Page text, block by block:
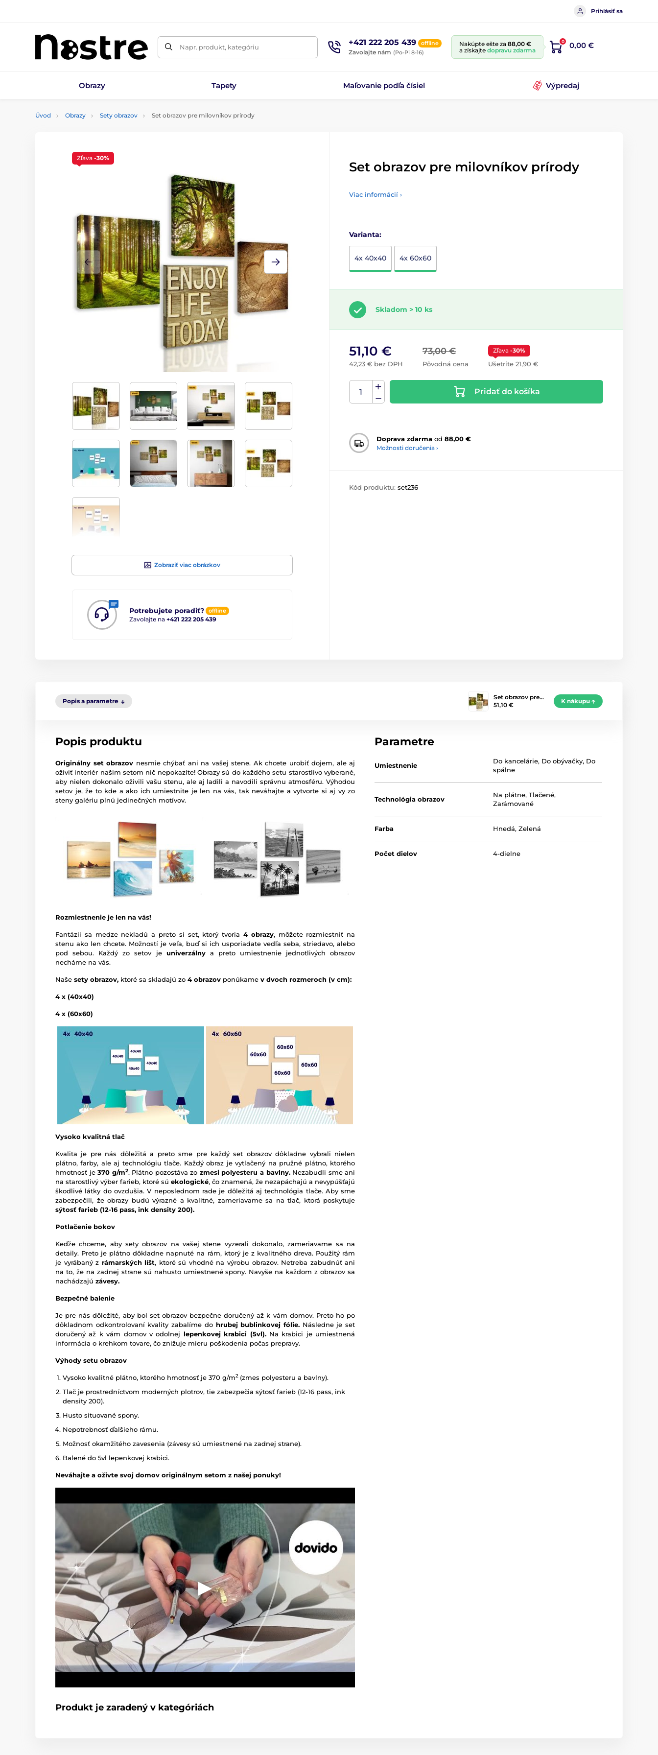
Prihlásiť sa
Napr. produkt, kategóriu +421 222 205 439 offline
Zavolajte nám (Po-Pi 8-16)
Nakúpte ešte za 88,00 €
a získajte dopravu zdarma
0 0,00 €
Obrazy Tapety Maľovanie podľa čísiel Výpredaj
Úvod Obrazy Sety obrazov Set obrazov pre milovníkov prírody
Zobraziť viac obrázkov
Potrebujete poradiť? offline
Zavolajte na +421 222 205 439
Zľava -30%
Set obrazov pre milovníkov prírody
Viac informácií ›
Varianta:
4x 40x40 4x 60x60
Skladom > 10 ks
73,00 €
Pôvodná cena
51,10 €
42,23 € bez DPH
Zľava -30%
Ušetríte 21,90 €
Pridať do košíka
Doprava zdarma od 88,00 €
Možnosti doručenia ›
Kód produktu: set236
Popis a parametre
Set obrazov pre…
51,10 €
K nákupu
Popis produktu
Originálny set obrazov nesmie chýbať ani na vašej stene. Ak chcete urobiť dojem, ale aj
oživiť interiér našim setom nič nepokazíte! Obrazy sú do každého setu starostlivo vyberané,
aby nielen dokonalo oživili vašu stenu, ale aj ladili a navodili správnu atmosféru. Výhodou
setov je, že to kde a ako ich umiestnite je len na vás, tak neváhajte a vytvorte si aj vy zo
steny galériu plnú jedinečných motívov.
Rozmiestnenie je len na vás!
Fantázii sa medze nekladú a preto si set, ktorý tvoria 4 obrazy, môžete rozmiestniť na
stenu ako len chcete. Možností je veľa, buď si ich usporiadate vedľa seba, striedavo, alebo
pod sebou. Každý zo setov je univerzálnya preto umiestnenie jednotlivých obrazov
necháme na vás.
Naše sety obrazov, ktoré sa skladajú zo 4 obrazov ponúkame v dvoch rozmeroch (v cm):
4 x (40x40)
4 x (60x60)
Vysoko kvalitná tlač
Kvalita je pre nás dôležitá a preto sme pre každý set obrazov dôkladne vybrali nielen
plátno, farby, ale aj technológiu tlače. Každý obraz je vytlačený na pružné plátno, ktorého
hmotnosť je370 g/m2. Plátno pozostáva zo zmesi polyesteru a bavlny.Nezabudli sme ani
na starostlivý výber farieb, ktoré súekologické, čo znamená, že nezapáchajú a nevypúšťajú
škodlivé látky do ovzdušia. V neposlednom rade je dôležitá aj technológia tlače. Aby sme
zabezpečili, že obrazy budú výrazné a kvalitné, zameriavame sa na tlač, ktorá poskytuje
sýtosť farieb (12-16 pass, ink density 200).
Potlačenie bokov
Keďže chceme, aby sety obrazov na vašej stene vyzerali dokonalo, zameriavame sa na
detaily. Preto je plátno dôkladne napnuté na rám, ktorý je z kvalitného dreva. Použitý rám
je vyrábaný z rámarských líšt, ktoré sú vhodné na výrobu obrazov. Netreba zabudnúť ani
na to, že na zadnej strane sú nahusto umiestnené spony. Navyše na každom z obrazov sa
nachádzajú závesy.
Bezpečné balenie
Je pre nás dôležité, aby bol set obrazov bezpečne doručený až k vám domov. Preto ho po
dôkladnom odkontrolovaní kvality zabalíme do hrubej bublinkovej fólie. Následne je set
doručený až k vám domov v odolnej lepenkovej krabici (5vl). Na krabici je umiestnená
informácia o krehkom tovare, čo znižuje mieru poškodenia počas prepravy.
Výhody setu obrazov
Vysoko kvalitné plátno, ktorého hmotnosť je 370 g/m2 (zmes polyesteru a bavlny).
Tlač je prostredníctvom moderných plotrov, tie zabezpečia sýtosť farieb (12-16 pass, ink
density 200).
Husto situované spony.
Nepotrebnosť ďalšieho rámu.
Možnosť okamžitého zavesenia (závesy sú umiestnené na zadnej strane).
Balené do 5vl lepenkovej krabici.
Neváhajte a oživte svoj domov originálnym setom z našej ponuky!
Produkt je zaradený v kategóriách
Parametre
Umiestnenie
Do kancelárie, Do obývačky, Do
spálne
Technológia obrazov
Na plátne,Tlačené,
Zarámované
Farba Hnedá,Zelená
Počet dielov 4-dielne